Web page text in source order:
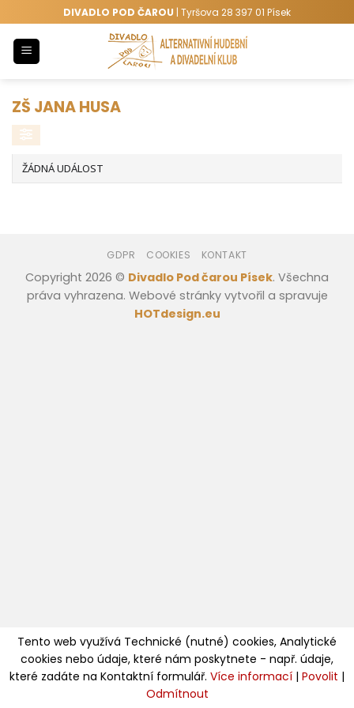
na
obsah
DIVADLO POD ČAROU | Tyršova 28 397 01 Písek
ZŠ JANA HUSA
ŽÁDNÁ UDÁLOST
GDPR COOKIES KONTAKT
Copyright 2026 © Divadlo Pod čarou Písek. Všechna
práva vyhrazena. Webové stránky vytvořil a spravuje
HOTdesign.eu
Tento web využívá Technické (nutné) cookies, Analytické
cookies nebo údaje, které nám poskytnete - např. údaje,
které zadáte na Kontaktní formulář. Více informací | Povolit |
Odmítnout